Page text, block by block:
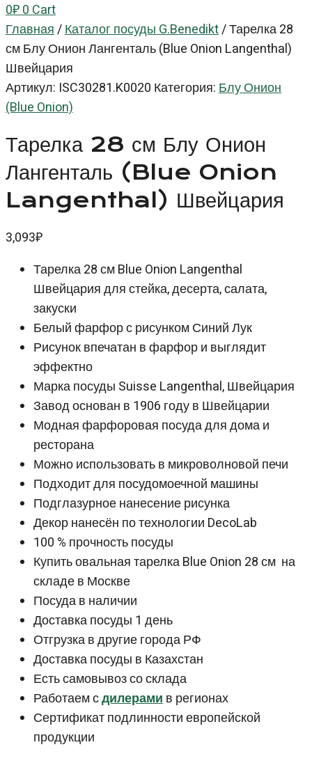
0₽0Cart
Главная/Каталог посуды G.Benedikt/Тарелка 28
см Блу Онион Лангенталь (Blue Onion Langenthal)
Швейцария
Артикул: ISC30281.K0020 Категория:Блу Онион
(Blue Onion)
Тарелка 28 см Блу Онион
Лангенталь (Blue Onion
Langenthal) Швейцария
3,093₽
Тарелка 28 см Blue Onion Langenthal
Швейцария для стейка, десерта, салата,
закуски
Белый фарфор с рисунком Синий Лук
Рисунок впечатан в фарфор и выглядит
эффектно
Марка посуды Suisse Langenthal, Швейцария
Завод основан в 1906 году в Швейцарии
Модная фарфоровая посуда для дома и
ресторана
Можно использовать в микроволновой печи
Подходит для посудомоечной машины
Подглазурное нанесение рисунка
Декор нанесён по технологии DecoLab
100 % прочность посуды
Купить овальная тарелка Blue Onion 28 см на
складе в Москве
Посуда в наличии
Доставка посуды 1 день
Отгрузка в другие города РФ
Доставка посуды в Казахстан
Есть самовывоз со склада
Работаем сдилерамив регионах
Сертификат подлинности европейской
продукции